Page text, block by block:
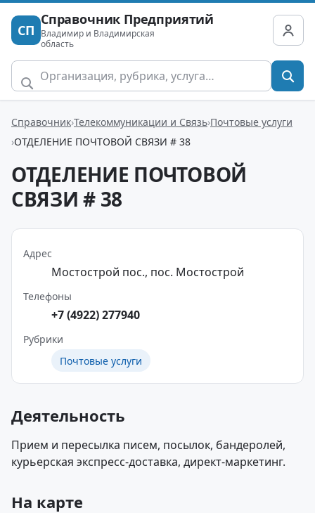
СП
Справочник Предприятий
Владимир и Владимирская
область
Справочник Телекоммуникации и Связь Почтовые услуги
ОТДЕЛЕНИЕ ПОЧТОВОЙ СВЯЗИ # 38
ОТДЕЛЕНИЕ ПОЧТОВОЙ
СВЯЗИ # 38
Адрес
Мостострой пос., пос. Мостострой
Телефоны
+7 (4922) 277940
Рубрики
Почтовые услуги
Деятельность
Прием и пересылка писем, посылок, бандеролей,
курьерская экспресс-доставка, директ-маркетинг.
На карте